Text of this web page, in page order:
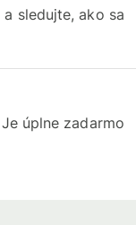
sledujte, ako sa
úplne zadarmo